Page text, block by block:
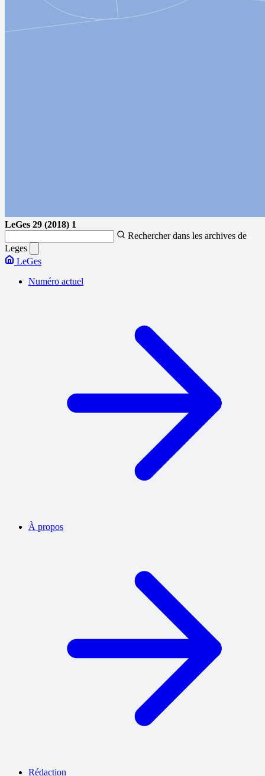
LeGes 29 (2018) 1
Rechercher dans les archives de
Leges
LeGes
Numéro actuel
À propos
Rédaction